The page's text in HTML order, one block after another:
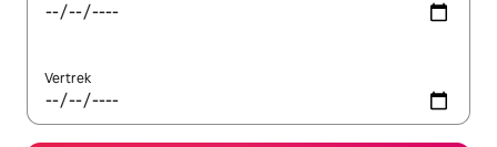
Vertrek